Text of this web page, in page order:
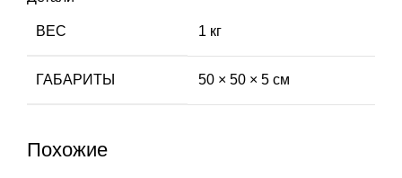
ВЕС 1 кг
ГАБАРИТЫ 50 × 50 × 5 см
Похожие